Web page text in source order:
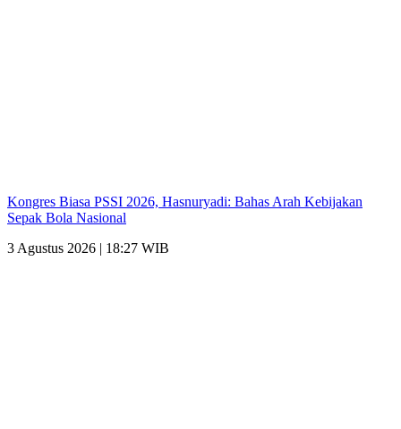
Kongres Biasa PSSI 2026, Hasnuryadi: Bahas Arah Kebijakan
Sepak Bola Nasional
3 Agustus 2026 | 18:27 WIB